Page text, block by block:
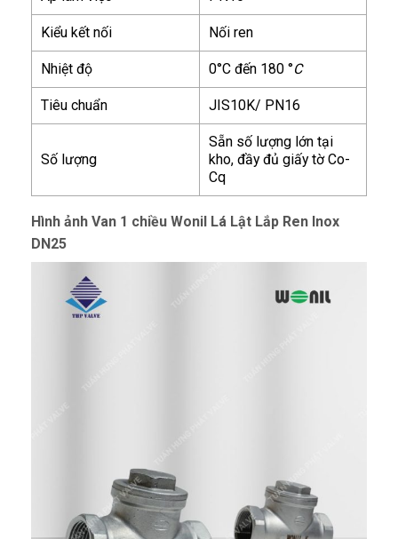
Kiểu kết nối Nối ren
Nhiệt độ 0°C đến 180 °C
Tiêu chuẩn JIS10K/ PN16
Số lượng
Sẵn số lượng lớn tại
kho, đầy đủ giấy tờ Co-
Cq
Hình ảnh Van 1 chiều Wonil Lá Lật Lắp Ren Inox
DN25